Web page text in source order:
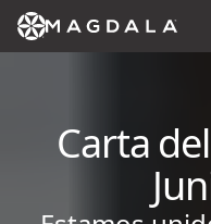
Carta